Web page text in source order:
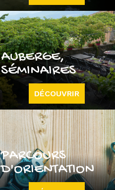
AUBERGE,
SÉMINAIRES
DÉCOUVRIR
PARCOURS
D'ORIENTATION